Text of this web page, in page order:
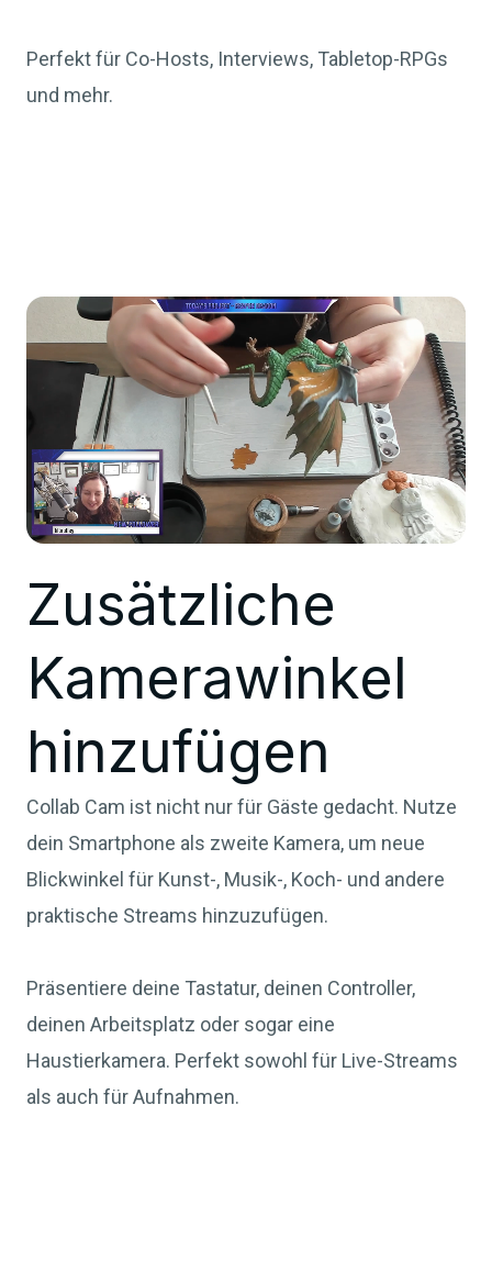
Perfekt für Co-Hosts, Interviews, Tabletop-RPGs
und mehr.
Zusätzliche
Kamerawinkel
hinzufügen
Collab Cam ist nicht nur für Gäste gedacht. Nutze
dein Smartphone als zweite Kamera, um neue
Blickwinkel für Kunst-, Musik-, Koch- und andere
praktische Streams hinzuzufügen.
Präsentiere deine Tastatur, deinen Controller,
deinen Arbeitsplatz oder sogar eine
Haustierkamera. Perfekt sowohl für Live-Streams
als auch für Aufnahmen.